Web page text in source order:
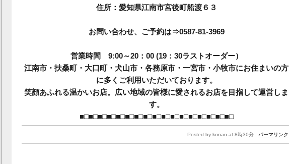
住所：愛知県江南市宮後町船渡６３
お問い合わせ、ご予約は⇒0587-81-3969
営業時間 9:00～20：00 (19：30ラストオーダー）
江南市・扶桑町・大口町・犬山市・各務原市・一宮市・小牧市にお住まいの方
に多くご利用いただいております。
笑顔あふれる温かいお店。広い地域の皆様に愛されるお店を目指して運営しま
す。
■□■□■□■□■□■□■□■□■□■□■□■□■□■□■□■□■□
Posted by konan at 8時30分 パーマリンク